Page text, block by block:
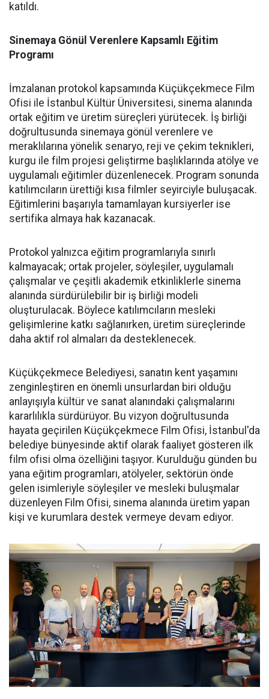
katıldı.
Sinemaya Gönül Verenlere Kapsamlı Eğitim
Programı
İmzalanan protokol kapsamında Küçükçekmece Film
Ofisi ile İstanbul Kültür Üniversitesi, sinema alanında
ortak eğitim ve üretim süreçleri yürütecek. İş birliği
doğrultusunda sinemaya gönül verenlere ve
meraklılarına yönelik senaryo, reji ve çekim teknikleri,
kurgu ile film projesi geliştirme başlıklarında atölye ve
uygulamalı eğitimler düzenlenecek. Program sonunda
katılımcıların ürettiği kısa filmler seyirciyle buluşacak.
Eğitimlerini başarıyla tamamlayan kursiyerler ise
sertifika almaya hak kazanacak.
Protokol yalnızca eğitim programlarıyla sınırlı
kalmayacak; ortak projeler, söyleşiler, uygulamalı
çalışmalar ve çeşitli akademik etkinliklerle sinema
alanında sürdürülebilir bir iş birliği modeli
oluşturulacak. Böylece katılımcıların mesleki
gelişimlerine katkı sağlanırken, üretim süreçlerinde
daha aktif rol almaları da desteklenecek.
Küçükçekmece Belediyesi, sanatın kent yaşamını
zenginleştiren en önemli unsurlardan biri olduğu
anlayışıyla kültür ve sanat alanındaki çalışmalarını
kararlılıkla sürdürüyor. Bu vizyon doğrultusunda
hayata geçirilen Küçükçekmece Film Ofisi, İstanbul'da
belediye bünyesinde aktif olarak faaliyet gösteren ilk
film ofisi olma özelliğini taşıyor. Kurulduğu günden bu
yana eğitim programları, atölyeler, sektörün önde
gelen isimleriyle söyleşiler ve mesleki buluşmalar
düzenleyen Film Ofisi, sinema alanında üretim yapan
kişi ve kurumlara destek vermeye devam ediyor.